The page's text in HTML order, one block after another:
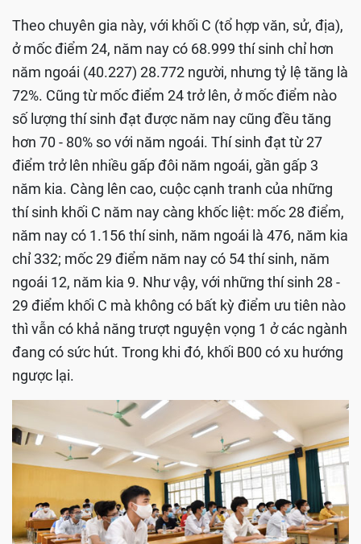
Theo chuyên gia này, với khối C (tổ hợp văn, sử, địa),
ở mốc điểm 24, năm nay có 68.999 thí sinh chỉ hơn
năm ngoái (40.227) 28.772 người, nhưng tỷ lệ tăng là
72%. Cũng từ mốc điểm 24 trở lên, ở mốc điểm nào
số lượng thí sinh đạt được năm nay cũng đều tăng
hơn 70 - 80% so với năm ngoái. Thí sinh đạt từ 27
điểm trở lên nhiều gấp đôi năm ngoái, gần gấp 3
năm kia. Càng lên cao, cuộc cạnh tranh của những
thí sinh khối C năm nay càng khốc liệt: mốc 28 điểm,
năm nay có 1.156 thí sinh, năm ngoái là 476, năm kia
chỉ 332; mốc 29 điểm năm nay có 54 thí sinh, năm
ngoái 12, năm kia 9. Như vậy, với những thí sinh 28 -
29 điểm khối C mà không có bất kỳ điểm ưu tiên nào
thì vẫn có khả năng trượt nguyện vọng 1 ở các ngành
đang có sức hút. Trong khi đó, khối B00 có xu hướng
ngược lại.